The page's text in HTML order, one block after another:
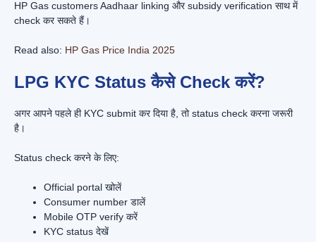
HP Gas customers Aadhaar linking और subsidy verification साथ में
check कर सकते हैं।
Read also: HP Gas Price India 2025
LPG KYC Status कैसे Check करें?
अगर आपने पहले ही KYC submit कर दिया है, तो status check करना जरूरी
है।
Status check करने के लिए:
Official portal खोलें
Consumer number डालें
Mobile OTP verify करें
KYC status देखें